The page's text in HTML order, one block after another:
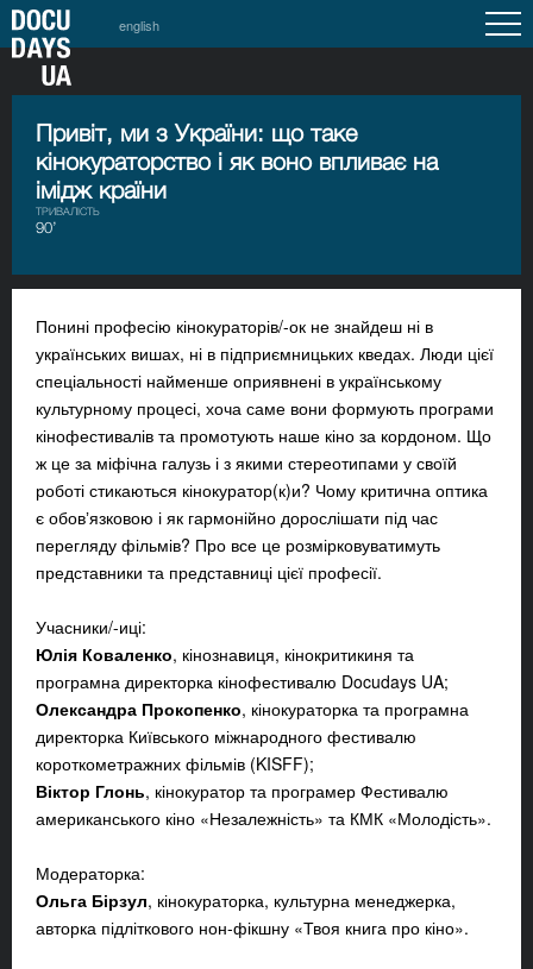
english
Привіт, ми з України: що таке
кінокураторство і як воно впливає на
імідж країни
ТРИВАЛІСТЬ
90’
Понині професію кінокураторів/-ок не знайдеш ні в
українських вишах, ні в підприємницьких кведах. Люди цієї
спеціальності найменше оприявнені в українському
культурному процесі, хоча саме вони формують програми
кінофестивалів та промотують наше кіно за кордоном. Що
ж це за міфічна галузь і з якими стереотипами у своїй
роботі стикаються кінокуратор(к)и? Чому критична оптика
є обовʼязковою і як гармонійно дорослішати під час
перегляду фільмів? Про все це розмірковуватимуть
представники та представниці цієї професії.
Учасники/-иці:
Юлія Коваленко, кінознавиця, кінокритикиня та
програмна директорка кінофестивалю Docudays UA;
Олександра Прокопенко, кінокураторка та програмна
директорка Київського міжнародного фестивалю
короткометражних фільмів (KISFF);
Віктор Глонь, кінокуратор та програмер Фестивалю
американського кіно «Незалежність» та КМК «Молодість».
Модераторка:
Ольга Бірзул, кінокураторка, культурна менеджерка,
авторка підліткового нон-фікшну «Твоя книга про кіно».